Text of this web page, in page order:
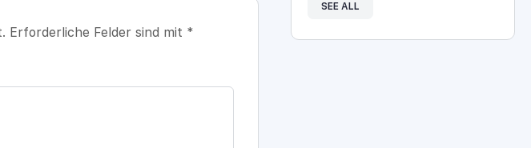
Erforderliche Felder sind mit *
SEE ALL